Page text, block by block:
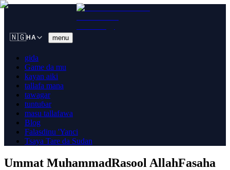
🇳🇬HA menu
gida
Game da mu
kayan aiki
tallafa mana
tawagar
tuntuɓar
masu tallafawa
Blog
Falasdinu 'Yanci
Tsaya Tare da Sudan
Ummat MuhammadRasool AllahFasaha